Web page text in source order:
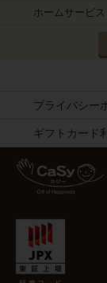
ホームサービ
プライバシー
ギフトカード